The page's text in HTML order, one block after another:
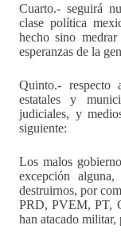
Cuarto.- seguirá
clase política
hecho sino
esperanzas de la
Quinto.- respecto
estatales y
judiciales, y
siguiente:
Los malos
excepción
destruirnos, por
PRD, PVEM, PT,
han atacado